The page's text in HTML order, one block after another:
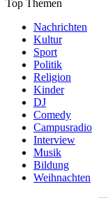
Top Themen
Nachrichten
Kultur
Sport
Politik
Religion
Kinder
DJ
Comedy
Campusradio
Interview
Musik
Bildung
Weihnachten